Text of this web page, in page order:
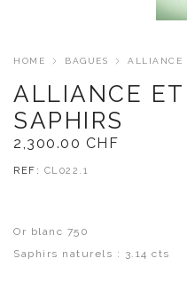
HOME BAGUES ALLIANCE
ALLIANCE
SAPHIRS
2,300.00 CHF
REF: CL022.1
Or blanc 750
Saphirs naturels : 3.14 cts